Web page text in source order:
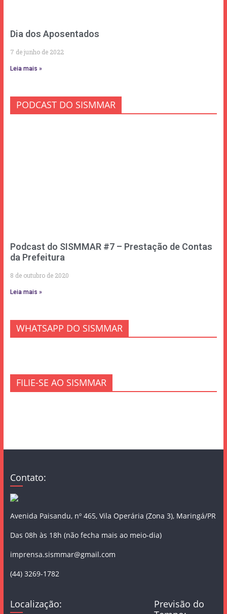
Dia dos Aposentados
7 de junho de 2022
Leia mais »
PODCAST DO SISMMAR
Podcast do SISMMAR #7 – Prestação de Contas
da Prefeitura
8 de outubro de 2020
Leia mais »
WHATSAPP DO SISMMAR
FILIE-SE AO SISMMAR
Contato:
Avenida Paisandu, nº 465, Vila Operária (Zona 3), Maringá/PR
Das 08h às 18h (não fecha mais ao meio-dia)
imprensa.sismmar@gmail.com
(44) 3269-1782
Localização:
Previsão do